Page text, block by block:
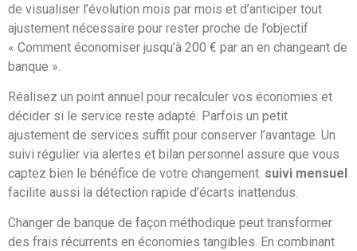
de visualiser l’évolution mois par mois et d’anticiper tout
ajustement nécessaire pour rester proche de l’objectif
« Comment économiser jusqu’à 200 € par an en changeant de
banque ».
Réalisez un point annuel pour recalculer vos économies et
décider si le service reste adapté. Parfois un petit
ajustement de services suffit pour conserver l’avantage. Un
suivi régulier via alertes et bilan personnel assure que vous
captez bien le bénéfice de votre changement. suivi mensuel
facilite aussi la détection rapide d’écarts inattendus.
Changer de banque de façon méthodique peut transformer
des frais récurrents en économies tangibles. En combinant